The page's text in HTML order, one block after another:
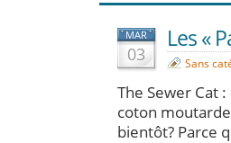
MAR
03
Les «
Sans
The Sewer Cat
coton
bientôt? Parce